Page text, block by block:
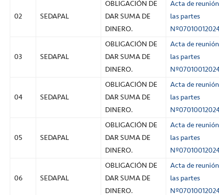
02 SEDAPAL
OBLIGACIÓN DE
DAR SUMA DE
DINERO.
Acta de
las partes
03 SEDAPAL
OBLIGACIÓN DE
DAR SUMA DE
DINERO.
Acta de
las partes
04 SEDAPAL
OBLIGACIÓN DE
DAR SUMA DE
DINERO.
Acta de
las partes
05 SEDAPAL
OBLIGACIÓN DE
DAR SUMA DE
DINERO.
Acta de
las partes
06 SEDAPAL
OBLIGACIÓN DE
DAR SUMA DE
DINERO.
Acta de
las partes